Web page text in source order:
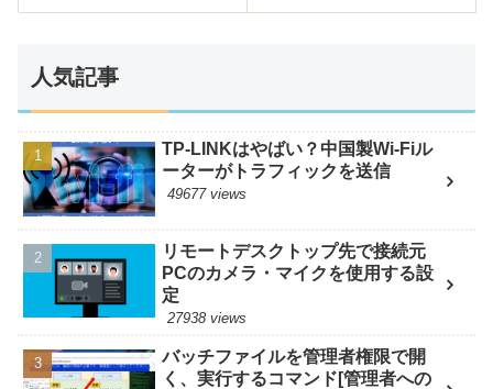
人気記事
TP-LINKはやばい？中国製Wi-Fiル
ーターがトラフィックを送信
49677 views
リモートデスクトップ先で接続元
PCのカメラ・マイクを使用する設
定
27938 views
バッチファイルを管理者権限で開
く、実行するコマンド[管理者への